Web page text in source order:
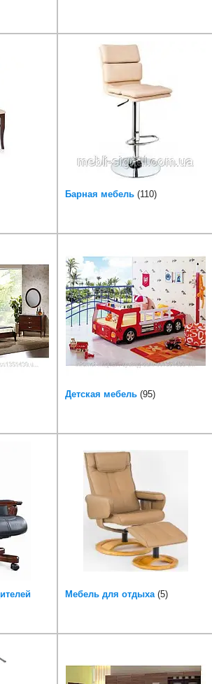
Барная мебель 110
Детская мебель 95
Мебель для отдыха 5